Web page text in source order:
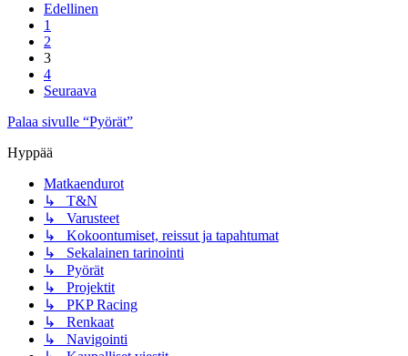
Edellinen
1
2
3
4
Seuraava
Palaa sivulle “Pyörät”
Hyppää
Matkaendurot
↳ T&N
↳ Varusteet
↳ Kokoontumiset, reissut ja tapahtumat
↳ Sekalainen tarinointi
↳ Pyörät
↳ Projektit
↳ PKP Racing
↳ Renkaat
↳ Navigointi